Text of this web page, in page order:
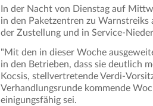
In der Nacht von Dienstag auf
in den Paketzentren zu
der Zustellung und in Service-
"Mit den in dieser Woche
in den Betrieben, dass sie deutlich
Kocsis, stellvertretende Verdi-
Verhandlungsrunde kommende
einigungsfähig sei.